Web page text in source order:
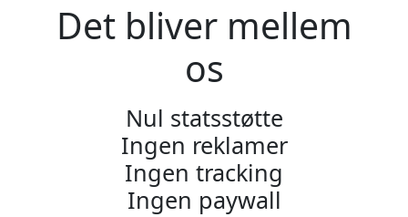
Det bliver mellem
os
Nul statsstøtte
Ingen reklamer
Ingen tracking
Ingen paywall